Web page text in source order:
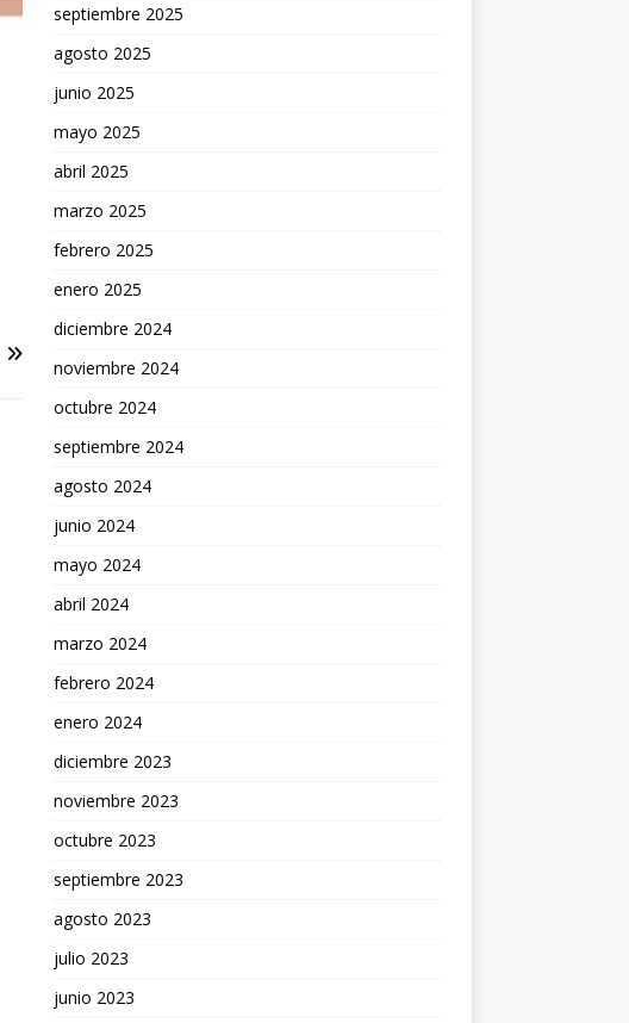
septiembre 2025
agosto 2025
junio 2025
mayo 2025
abril 2025
marzo 2025
febrero 2025
enero 2025
diciembre 2024
noviembre 2024
octubre 2024
septiembre 2024
agosto 2024
junio 2024
mayo 2024
abril 2024
marzo 2024
febrero 2024
enero 2024
diciembre 2023
noviembre 2023
octubre 2023
septiembre 2023
agosto 2023
julio 2023
junio 2023